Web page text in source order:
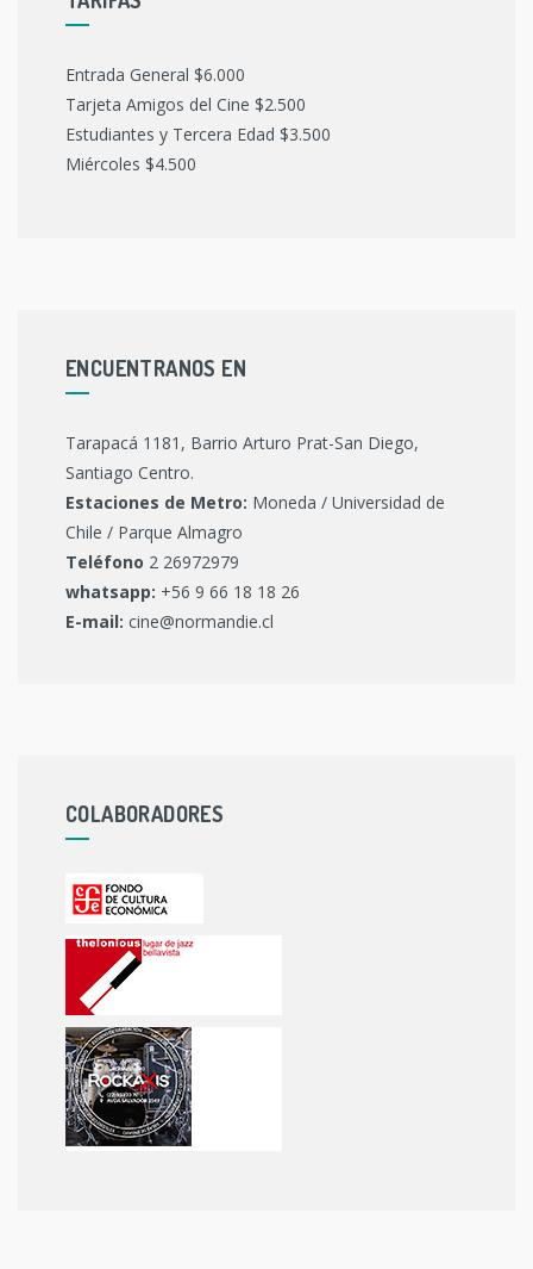
Entrada General $6.000
Tarjeta Amigos del Cine $2.500
Estudiantes y Tercera Edad $3.500
Miércoles $4.500
ENCUENTRANOS EN
Tarapacá 1181, Barrio Arturo Prat-San Diego,
Santiago Centro.
Estaciones de Metro: Moneda / Universidad de
Chile / Parque Almagro
Teléfono 2 26972979
whatsapp: +56 9 66 18 18 26
E-mail: cine@normandie.cl
COLABORADORES